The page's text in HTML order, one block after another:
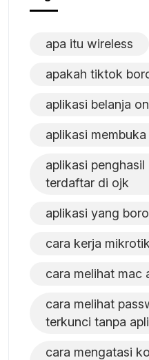
apa itu wireless
apakah tiktok
aplikasi belanja
aplikasi
aplikasi
terdaftar di ojk
aplikasi yang
cara kerja mikrotik
cara melihat mac
cara melihat
terkunci tanpa
cara mengatasi